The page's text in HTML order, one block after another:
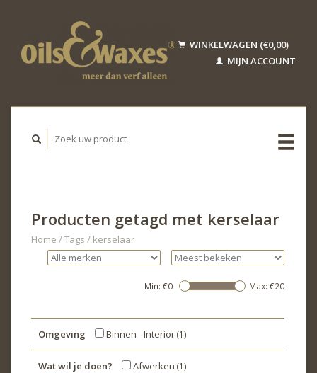
WINKELWAGEN (€0,00)
MIJN ACCOUNT
Producten getagd met kerselaar
Home /Tags / kerselaar
Min: €0 Max: €20
Omgeving Binnen - Interior(1)
Wat wil je doen? Afwerken (1)